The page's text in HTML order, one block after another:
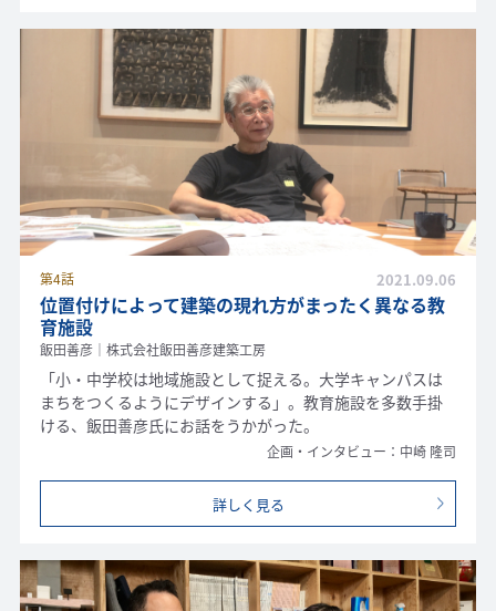
第4話
位置付けによって建築の現れ方がまったく異なる教
育施設
飯田善彦｜株式会社飯田善彦建築工房
2021.09.06
「小・中学校は地域施設として捉える。大学キャンパスは
まちをつくるようにデザインする」。教育施設を多数手掛
ける、飯田善彦氏にお話をうかがった。
企画・インタビュー：中崎 隆司
詳しく見る